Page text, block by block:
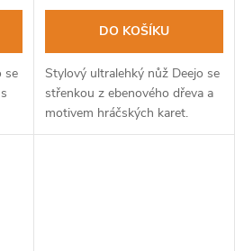
se
DO KOŠÍKU
Stylový ultralehký nůž Deejo se
střenkou z ebenového dřeva a
motivem hráčských karet.